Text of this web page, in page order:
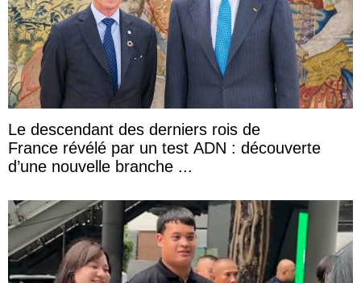
Le descendant des derniers rois de
France révélé par un test ADN : découverte
d’une nouvelle branche ...